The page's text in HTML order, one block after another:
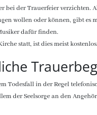
der Trauerfeier verzichten.
wollen oder können, gibt es
dafür finden.
statt, ist dies meist kostenlos.
Todesfall in der Regel
der Seelsorge an den